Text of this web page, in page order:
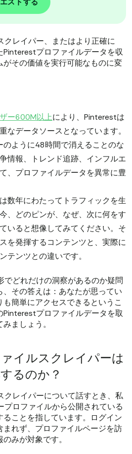
レイパー、またはより正確に
Pinterestプロファイルデータを収
その価値を実行可能なものに変
ー600M以上により、Pinterestは
なデータソースとなっています。
ように48時間で消えることのな
情報、トレンド追跡、インフルエ
、プロファイルデータを異常に豊
数年にわたってトラフィックを生
、どのピンが、なぜ、次に何をす
いると想像してみてください。そ
を発揮するコンテンツと、実際に
テンツとの違いです。
どれだけの洞察があるのか疑問
その答えは：あなたが思ってい
簡単にアクセスできるというこ
Pinterestプロファイルデータを取
ましょう。
イルスクレイパーは
るのか？
レイパーについて話すとき、私
ロファイルから公開されている
ことを指しています。ログイン
れず、プロファイルページを訪
みが対象です。